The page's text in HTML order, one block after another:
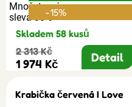
Množstevní
sleva 30%-15%
Skladem 58 kusů
2 313 Kč
1 974 Kč Detail
Krabička červená I Love